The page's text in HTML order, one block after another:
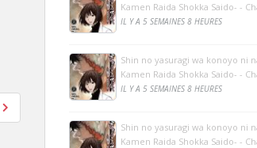
Kamen Raida Shokka Saido- -
IL Y A 5 SEMAINES 8 HEURES
Shin no yasuragi wa konoyo ni
Kamen Raida Shokka Saido- -
IL Y A 5 SEMAINES 8 HEURES
Shin no yasuragi wa konoyo ni
Kamen Raida Shokka Saido- -